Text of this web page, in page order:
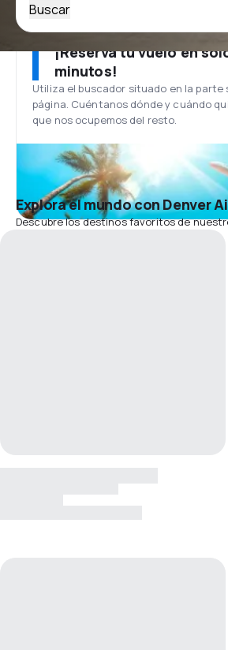
Buscar
¡Reserva tu vuelo en
minutos!
Utiliza el buscador situado en la parte
página. Cuéntanos dónde y cuándo
que nos ocupemos del resto.
Explora el mundo con Denver
Descubre los destinos favoritos de